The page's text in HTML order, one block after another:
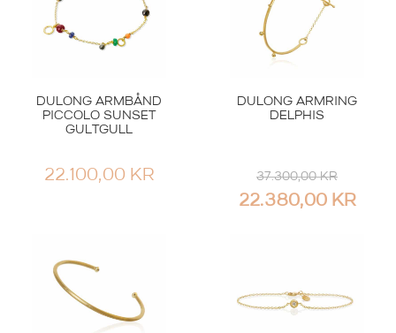
DULONG ARMBÅND
PICCOLO SUNSET
GULTGULL
22.100,00 KR
DULONG ARMRING
DELPHIS
37.300,00KR
OPPRINNELIG
22.380,00 KR